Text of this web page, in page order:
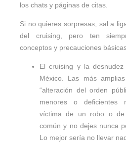
los chats y páginas de citas.
Si no quieres sorpresas, sal a
del cruising, pero ten
conceptos y precauciones
El cruising y la
México. Las más
“alteración del orden
menores o deficientes
víctima de un robo o de
común y no dejes nunca
Lo mejor sería no llevar